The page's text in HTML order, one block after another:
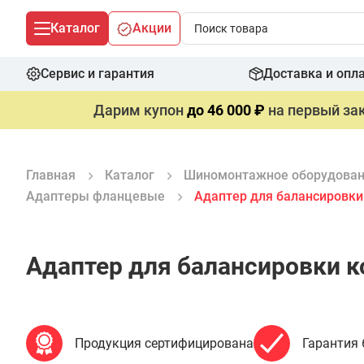
Каталог Акции
Сервис и гарантия Доставка и
Дарим купондо 46 000 ₽ на первый
Главная Каталог Шиномонтажное
Адаптеры фланцевые
Адаптер для
Адаптер для балансировки
Продукция сертифицирована Гарантия